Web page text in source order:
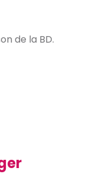
de la BD.